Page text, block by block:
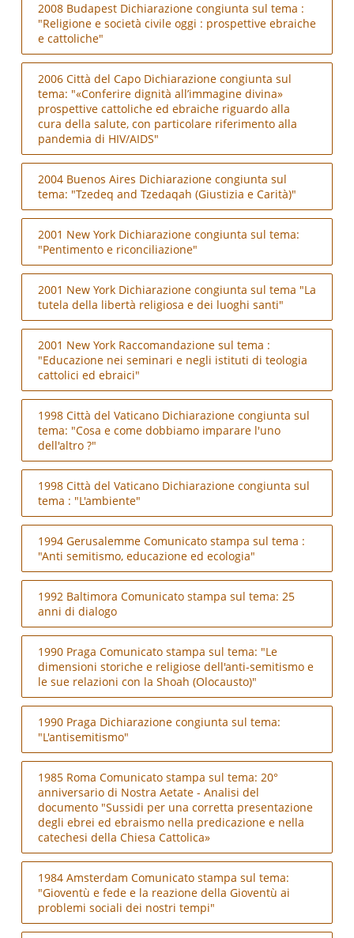
2008 Budapest Dichiarazione congiunta sul tema :
"Religione e società civile oggi : prospettive ebraiche
e cattoliche"
2006 Città del Capo Dichiarazione congiunta sul
tema: "«Conferire dignità all’immagine divina»
prospettive cattoliche ed ebraiche riguardo alla
cura della salute, con particolare riferimento alla
pandemia di HIV/AIDS"
2004 Buenos Aires Dichiarazione congiunta sul
tema: "Tzedeq and Tzedaqah (Giustizia e Carità)"
2001 New York Dichiarazione congiunta sul tema:
"Pentimento e riconciliazione"
2001 New York Dichiarazione congiunta sul tema "La
tutela della libertà religiosa e dei luoghi santi"
2001 New York Raccomandazione sul tema :
"Educazione nei seminari e negli istituti di teologia
cattolici ed ebraici"
1998 Città del Vaticano Dichiarazione congiunta sul
tema: "Cosa e come dobbiamo imparare l'uno
dell'altro ?"
1998 Città del Vaticano Dichiarazione congiunta sul
tema : "L'ambiente"
1994 Gerusalemme Comunicato stampa sul tema :
"Anti semitismo, educazione ed ecologia"
1992 Baltimora Comunicato stampa sul tema: 25
anni di dialogo
1990 Praga Comunicato stampa sul tema: "Le
dimensioni storiche e religiose dell'anti-semitismo e
le sue relazioni con la Shoah (Olocausto)"
1990 Praga Dichiarazione congiunta sul tema:
"L'antisemitismo"
1985 Roma Comunicato stampa sul tema: 20°
anniversario di Nostra Aetate - Analisi del
documento "Sussidi per una corretta presentazione
degli ebrei ed ebraismo nella predicazione e nella
catechesi della Chiesa Cattolica»
1984 Amsterdam Comunicato stampa sul tema:
"Gioventù e fede e la reazione della Gioventù ai
problemi sociali dei nostri tempi"